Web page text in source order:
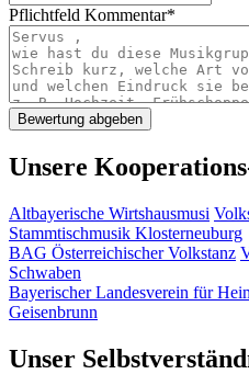
Pflichtfeld Kommentar*
Unsere
Altbayerische Wirtshausmusi
Stammtischmusik Klosterneuburg
BAG Österreichischer Volkstanz
Schwaben
Bayerischer Landesverein für
Geisenbrunn
Unser